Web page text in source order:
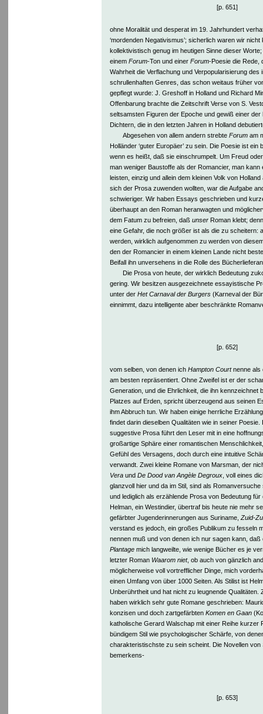
[p. 651]
ohne Moralität und desperat im 19. Jahrhundert
‘mordenden Negativismus’; sicherlich waren wir
kollektivistisch genug im heutigen Sinne dieser
einem Forum-Ton und einer Forum-Poesie die Rede,
Wahrheit die Verflachung und Verpopularisierung des
schrullenhaften Genres, das schon weitaus früher
gepflegt wurde: J. Greshoff in Holland und Richard
Offenbarung brachte die Zeitschrift Verse von S.
seltsamsten Figuren der Epoche und gewiß einer der
Dichtern, die in den letzten Jahren in Holland
Abgesehen von allem andern strebte Forumam
Holländer ‘guter Europäer’ zu sein. Die Poesie ist
wenn es heißt, daß sie einschrumpelt. Um Freud
man weniger Baustoffe als der Romancier, man
leisten, einzig und allein dem kleinen Volk von
sich der Prosa zuwenden wollten, war die Aufgabe
schwieriger. Wir haben Essays geschrieben und
überhaupt an den Roman heranwagten und
dem Fatum zu befreien, daß unserRoman klebt;
eine Gefahr, die noch größer ist als die zu scheitern:
werden, wirklich aufgenommen zu werden von
den der Romancier in einem kleinen Lande nicht
Beifall ihn unversehens in die Rolle des
Die Prosa von heute, der wirklich Bedeutung
gering. Wir besitzen ausgezeichnete essayistische
unter der Het Carnaval der Burgers(Karneval der
einnimmt, dazu intelligente aber beschränkte
[p. 652]
vom selben, von denen ich Hampton Courtnenne als
am besten repräsentiert. Ohne Zweifel ist er der
Generation, und die Ehrlichkeit, die ihn kennzeichnet
Platzes auf Erden, spricht überzeugend aus seinen
ihm Abbruch tun. Wir haben einige herrliche
findet darin dieselben Qualitäten wie in seiner Poesie.
suggestive Prosa führt den Leser mit in eine
großartige Sphäre einer romantischen
Gefühl des Versagens, doch durch eine intuitive
verwandt. Zwei kleine Romane von Marsman, der
Veraund De Dood van Angèle Degroux, voll eines
glanzvoll hier und da im Stil, sind als
und lediglich als erzählende Prosa von Bedeutung für
Helman, ein Westindier, übertraf bis heute nie mehr
gefärbter Jugenderinnerungen aus Suriname, Zuid-
verstand es jedoch, ein großes Publikum zu fesseln
nennen muß und von denen ich nur sagen kann, daß
Plantagemich langweilte, wie wenige Bücher es je
letzter Roman Waarom niet, ob auch von gänzlich
möglicherweise voll vortrefflicher Dinge, mich
einen Umfang von über 1000 Seiten. Als Stilist ist
Unberührtheit und hat nicht zu leugnende Qualitäten.
haben wirklich sehr gute Romane geschrieben:
konzisen und doch zartgefärbten Komen en Gaan
katholische Gerard Walschap mit einer Reihe kurzer
bündigem Stil wie psychologischer Schärfe, von
charakteristischste zu sein scheint. Die Novellen von
bemerkens-
[p. 653]